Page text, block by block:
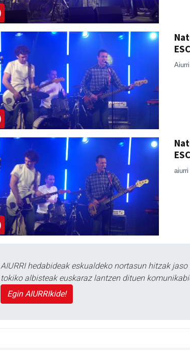
Aiurri
aiurri
AIURRI hedabideak eskualdeko nortasun hitzak
tokiko albisteak euskaraz lantzen dituen
Egin AIURRIkide!